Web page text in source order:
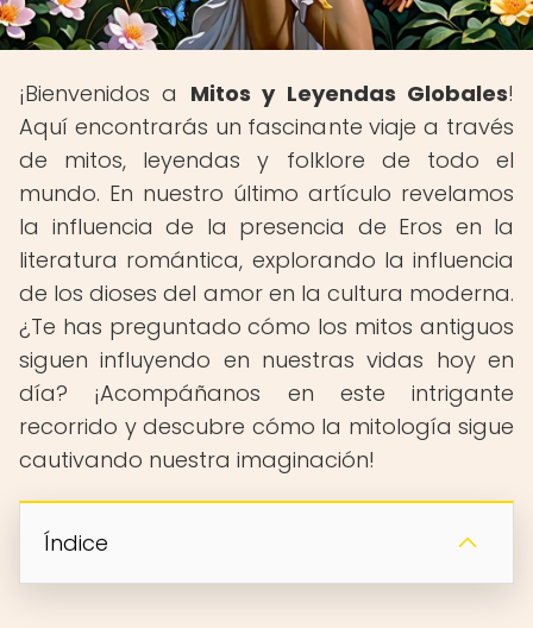
¡Bienvenidos a Mitos y Leyendas Globales!
Aquí encontrarás un fascinante viaje a través
de mitos, leyendas y folklore de todo el
mundo. En nuestro último artículo revelamos
la influencia de la presencia de Eros en la
literatura romántica, explorando la influencia
de los dioses del amor en la cultura moderna.
¿Te has preguntado cómo los mitos antiguos
siguen influyendo en nuestras vidas hoy en
día? ¡Acompáñanos en este intrigante
recorrido y descubre cómo la mitología sigue
cautivando nuestra imaginación!
Índice